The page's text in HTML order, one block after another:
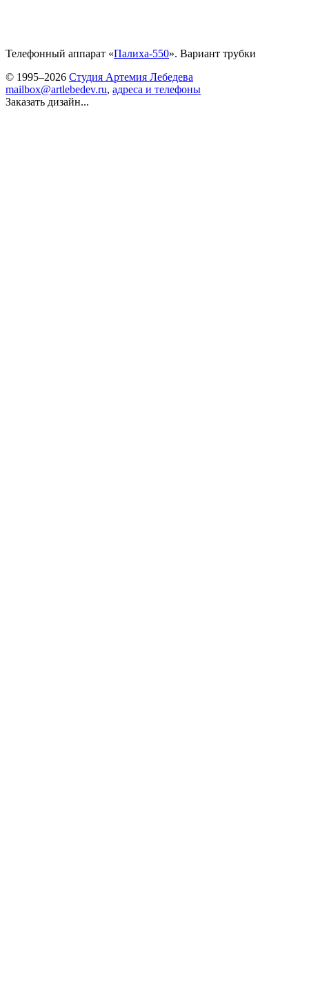
Телефонный аппарат «Палиха-550». Вариант трубки
© 1995–2026 Студия Артемия Лебедева
mailbox@artlebedev.ru, адреса и телефоны
Заказать дизайн...